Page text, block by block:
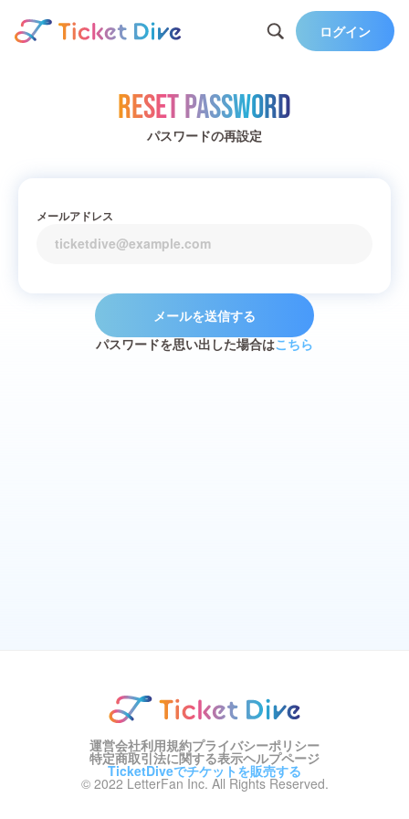
ログイン
Reset Password
パスワードの再設定
メールアドレス
メールを送信する
パスワードを思い出した場合はこちら
運営会社利用規約プライバシーポリシー
特定商取引法に関する表示ヘルプページ
TicketDiveでチケットを販売する
© 2022 LetterFan Inc. All Rights Reserved.